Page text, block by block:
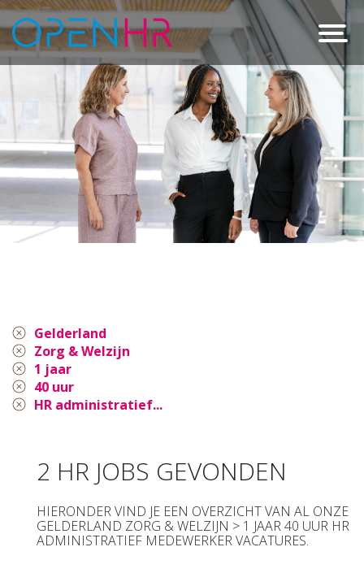
Gelderland
Zorg & Welzijn
1 jaar
40 uur
HR administratief...
2 HR JOBS GEVONDEN
HIERONDER VIND JE EEN OVERZICHT VAN AL ONZE
GELDERLAND ZORG & WELZIJN > 1 JAAR 40 UUR HR
ADMINISTRATIEF MEDEWERKER VACATURES.